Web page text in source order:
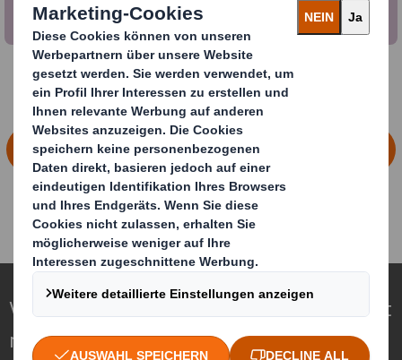
FINDE HIER DEINEN AUSBILDUNGSPLATZ
Verpackungen für eine sich wandelnde Welt
neu definieren